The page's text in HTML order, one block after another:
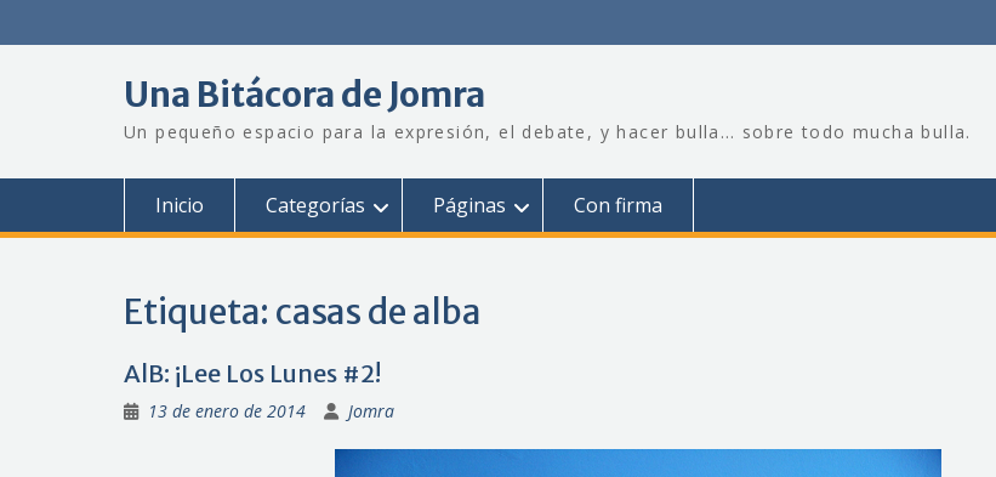
Una Bitácora de Jomra
Un pequeño espacio para la expresión, el debate, y hacer bulla… sobre todo mucha bulla.
Inicio Categorías Páginas Con firma
Etiqueta: casas de alba
AlB: ¡Lee Los Lunes #2!
13 de enero de 2014 Jomra